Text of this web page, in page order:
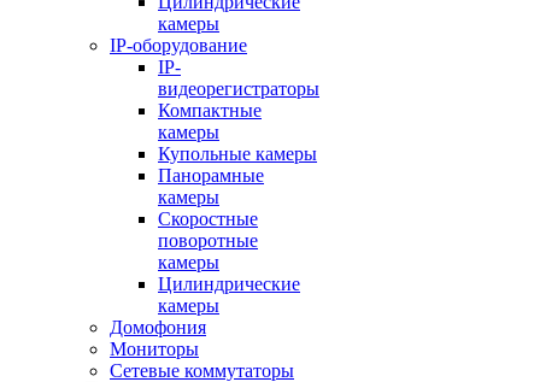
камеры
IP-оборудование
IP-
видеорегистраторы
Компактные
камеры
Купольные камеры
Панорамные
камеры
Скоростные
поворотные
камеры
Цилиндрические
камеры
Домофония
Мониторы
Сетевые коммутаторы